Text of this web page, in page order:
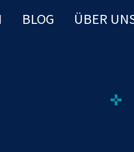
BLOG ÜBER